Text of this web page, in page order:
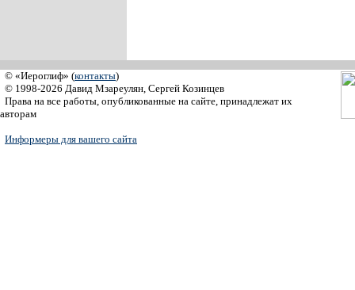
© «Иероглиф» (контакты)
© 1998-2026 Давид Мзареулян, Сергей Козинцев
Права на все работы, опубликованные на сайте, принадлежат их
авторам
Информеры для вашего сайта